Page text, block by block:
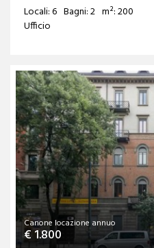
Locali: 6 Bagni: 2 m²: 200
Ufficio
Canone locazione annuo
€ 1.800